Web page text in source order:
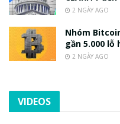
2 NGÀY AGO
Nhóm
gần 5.000 lỗ
2 NGÀY AGO
VIDEOS